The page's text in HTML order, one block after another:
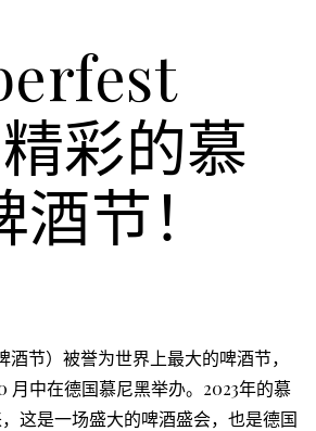
彩的慕
节！
节）被誉为世界上最大的啤酒节，
月中在德国慕尼黑举办。2023年的慕
这是一场盛大的啤酒盛会，也是德国